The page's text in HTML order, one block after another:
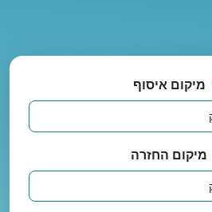
מיקום איסוף
מיקום החזרה